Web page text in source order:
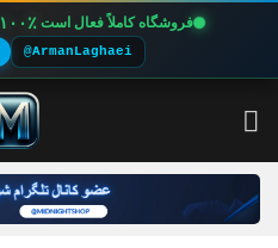
فروشگاه کاملاً فعال است ۱۰۰٪
@ArmanLaghaei